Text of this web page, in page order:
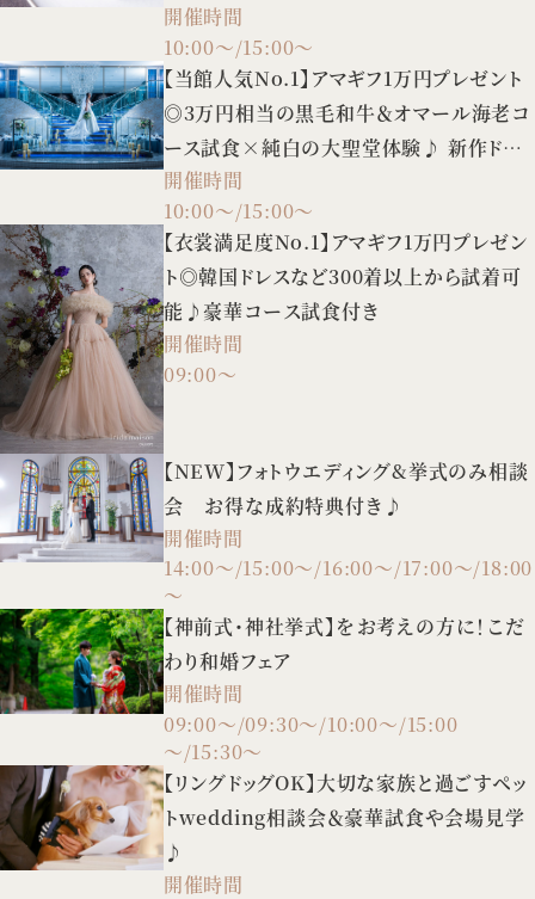
場見学も♪
開催時間
10:00～/15:00～
【当館人気No.1】アマギフ1万円プレゼント
◎3万円相当の黒毛和牛＆オマール海老コ
ース試食×純白の大聖堂体験♪ 新作ドレ
スの試着や3タイプの会場案内など、憧れ
花嫁FULL体験BIGフェア！
開催時間
10:00～/15:00～
【衣裳満足度No.1】アマギフ1万円プレゼン
ト◎韓国ドレスなど300着以上から試着可
能♪豪華コース試食付き
開催時間
09:00～
【NEW】フォトウエディング&挙式のみ相談
会 お得な成約特典付き♪
開催時間
14:00～/15:00～/16:00～/17:00～/18:00
～
【神前式・神社挙式】をお考えの方に！こだ
わり和婚フェア
開催時間
09:00～/09:30～/10:00～/15:00
～/15:30～
【リングドッグOK】大切な家族と過ごすペッ
トwedding相談会＆豪華試食や会場見学
♪
開催時間